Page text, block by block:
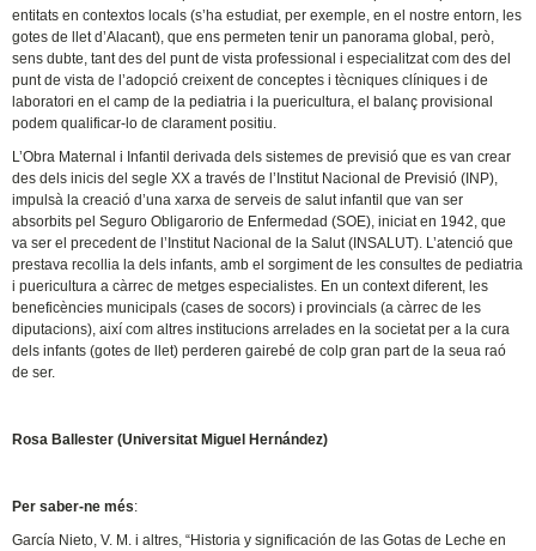
entitats en contextos locals (s’ha estudiat, per exemple, en el nostre entorn, les
gotes de llet d’Alacant), que ens permeten tenir un panorama global, però,
sens dubte, tant des del punt de vista professional i especialitzat com des del
punt de vista de l’adopció creixent de conceptes i tècniques clíniques i de
laboratori en el camp de la pediatria i la puericultura, el balanç provisional
podem qualificar-lo de clarament positiu.
L’Obra Maternal i Infantil derivada dels sistemes de previsió que es van crear
des dels inicis del segle XX a través de l’Institut Nacional de Previsió (INP),
impulsà la creació d’una xarxa de serveis de salut infantil que van ser
absorbits pel Seguro Obligarorio de Enfermedad (SOE), iniciat en 1942, que
va ser el precedent de l’Institut Nacional de la Salut (INSALUT). L’atenció que
prestava recollia la dels infants, amb el sorgiment de les consultes de pediatria
i puericultura a càrrec de metges especialistes. En un context diferent, les
beneficències municipals (cases de socors) i provincials (a càrrec de les
diputacions), així com altres institucions arrelades en la societat per a la cura
dels infants (gotes de llet) perderen gairebé de colp gran part de la seua raó
de ser.
Rosa Ballester (Universitat Miguel Hernández)
Per saber-ne més:
García Nieto, V. M. i altres, “Historia y significación de las Gotas de Leche en